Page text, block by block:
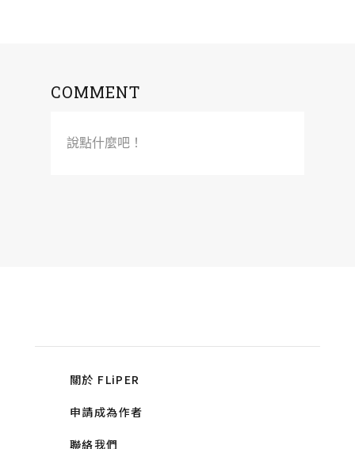
COMMENT
說點什麼吧！
關於 FLiPER
申請成為作者
聯絡我們